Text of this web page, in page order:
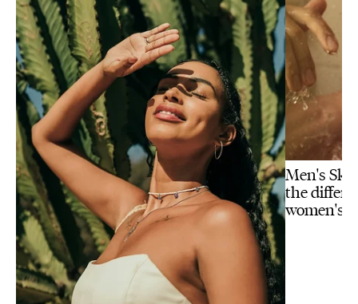
Men's
the
women's